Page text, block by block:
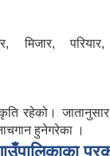
मिजार,
रहेको।
हुनेगरेका ।